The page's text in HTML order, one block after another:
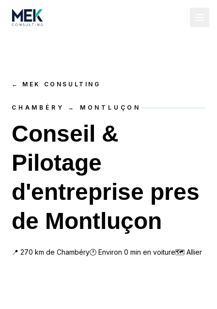
← MEK CONSULTING
CHAMBÉRY → MONTLUÇON
Conseil &
Pilotage
d'entreprise pres
de Montluçon
📍 270 km de Chambéry🕐 Environ 0 min en voiture🗺 Allier